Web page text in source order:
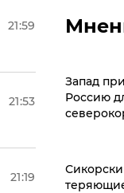
21:59
21:53
21:19
Запад
Россию